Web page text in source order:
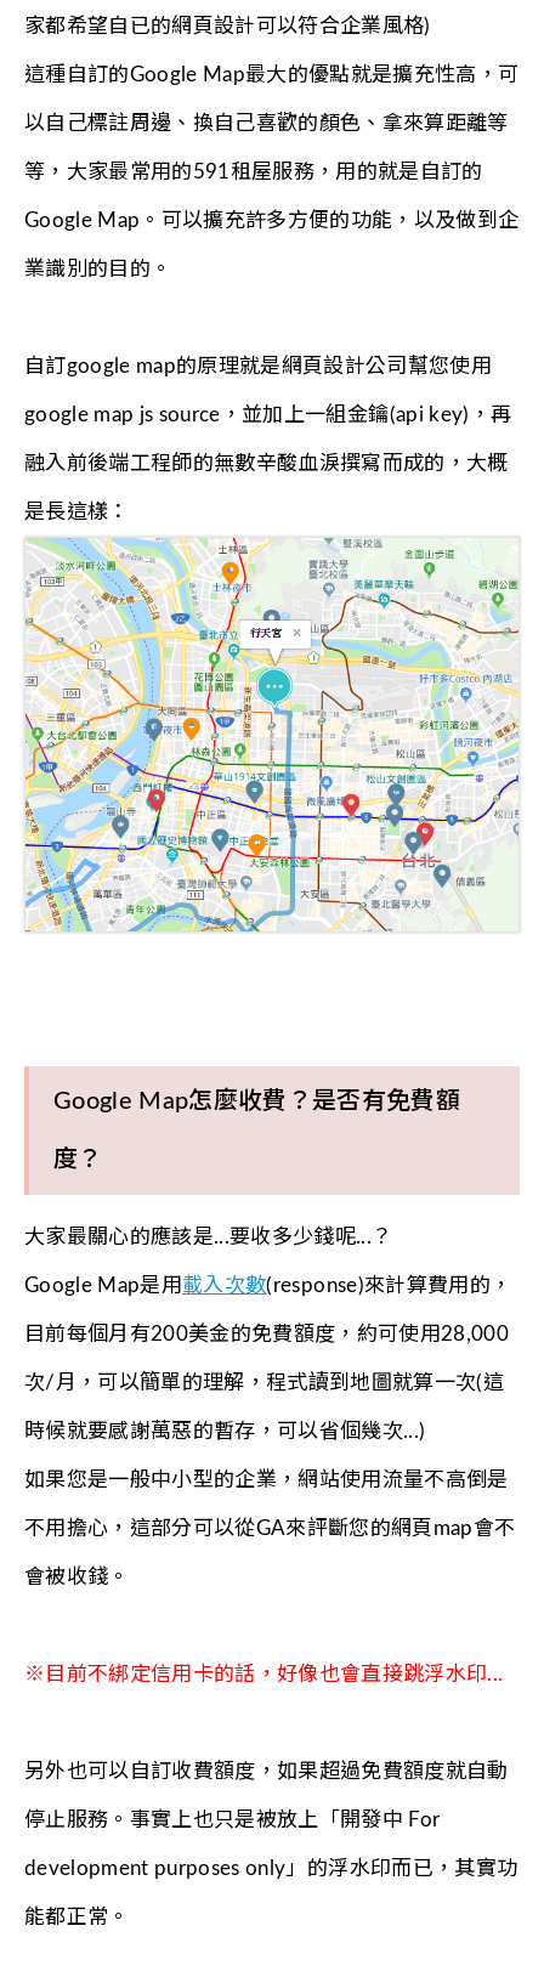
家都希望自已的網頁設計可以符合企業風格)
這種自訂的Google Map最大的優點就是擴充性高，可
以自己標註周邊、換自己喜歡的顏色、拿來算距離等
等，大家最常用的591租屋服務，用的就是自訂的
Google Map。可以擴充許多方便的功能，以及做到企
業識別的目的。
自訂google map的原理就是網頁設計公司幫您使用
google map js source，並加上一組金鑰(api key)，再
融入前後端工程師的無數辛酸血淚撰寫而成的，大概
是長這樣：
Google Map怎麼收費？是否有免費額
度？
大家最關心的應該是...要收多少錢呢...？
Google Map是用 載入次數(response)來計算費用的，
目前每個月有200美金的免費額度，約可使用28,000
次/月，可以簡單的理解，程式讀到地圖就算一次(這
時候就要感謝萬惡的暫存，可以省個幾次...)
如果您是一般中小型的企業，網站使用流量不高倒是
不用擔心，這部分可以從GA來評斷您的網頁map會不
會被收錢。
※目前不綁定信用卡的話，好像也會直接跳浮水印...
另外也可以自訂收費額度，如果超過免費額度就自動
停止服務。事實上也只是被放上「開發中 For
development purposes only」的浮水印而已，其實功
能都正常。